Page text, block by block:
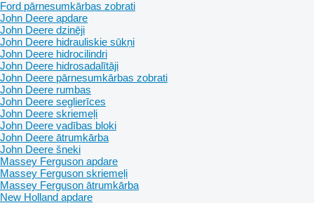
Ford pārnesumkārbas zobrati
John Deere apdare
John Deere dzinēji
John Deere hidrauliskie sūkņi
John Deere hidrocilindri
John Deere hidrosadalītāji
John Deere pārnesumkārbas zobrati
John Deere rumbas
John Deere seglierīces
John Deere skriemeļi
John Deere vadības bloki
John Deere ātrumkārba
John Deere šneki
Massey Ferguson apdare
Massey Ferguson skriemeļi
Massey Ferguson ātrumkārba
New Holland apdare